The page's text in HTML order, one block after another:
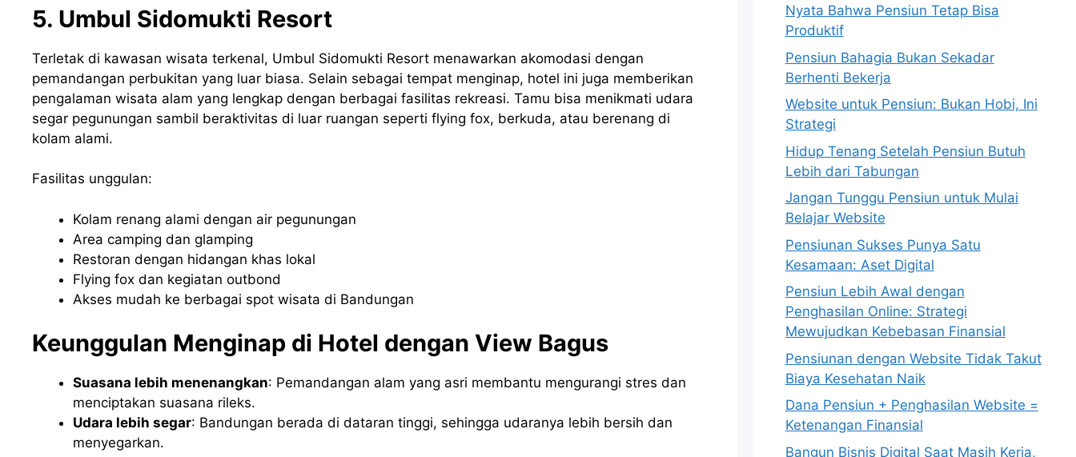
5. Umbul Sidomukti Resort
Terletak di kawasan wisata terkenal, Umbul Sidomukti Resort menawarkan akomodasi dengan
pemandangan perbukitan yang luar biasa. Selain sebagai tempat menginap, hotel ini juga memberikan
pengalaman wisata alam yang lengkap dengan berbagai fasilitas rekreasi. Tamu bisa menikmati udara
segar pegunungan sambil beraktivitas di luar ruangan seperti flying fox, berkuda, atau berenang di
kolam alami.
Fasilitas unggulan:
Kolam renang alami dengan air pegunungan
Area camping dan glamping
Restoran dengan hidangan khas lokal
Flying fox dan kegiatan outbond
Akses mudah ke berbagai spot wisata di Bandungan
Keunggulan Menginap di Hotel dengan View Bagus
Suasana lebih menenangkan: Pemandangan alam yang asri membantu mengurangi stres dan
menciptakan suasana rileks.
Udara lebih segar: Bandungan berada di dataran tinggi, sehingga udaranya lebih bersih dan
menyegarkan.
Nyata Bahwa Pensiun Tetap Bisa
Produktif
Pensiun Bahagia Bukan Sekadar
Berhenti Bekerja
Website untuk Pensiun: Bukan Hobi, Ini
Strategi
Hidup Tenang Setelah Pensiun Butuh
Lebih dari Tabungan
Jangan Tunggu Pensiun untuk Mulai
Belajar Website
Pensiunan Sukses Punya Satu
Kesamaan: Aset Digital
Pensiun Lebih Awal dengan
Penghasilan Online: Strategi
Mewujudkan Kebebasan Finansial
Pensiunan dengan Website Tidak Takut
Biaya Kesehatan Naik
Dana Pensiun + Penghasilan Website =
Ketenangan Finansial
Bangun Bisnis Digital Saat Masih Kerja,